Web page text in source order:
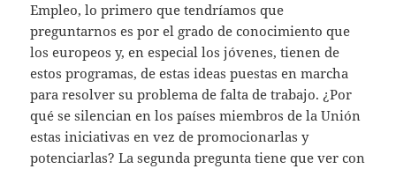
Empleo, lo primero que tendríamos que
preguntarnos es por el grado de conocimiento que
los europeos y, en especial los jóvenes, tienen de
estos programas, de estas ideas puestas en marcha
para resolver su problema de falta de trabajo. ¿Por
qué se silencian en los países miembros de la Unión
estas iniciativas en vez de promocionarlas y
potenciarlas? La segunda pregunta tiene que ver con